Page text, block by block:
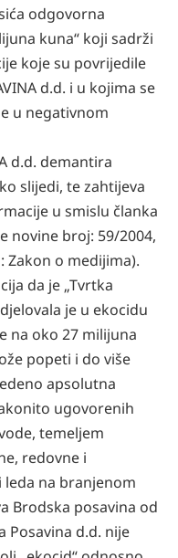
odgovorna
kuna“ koji sadrži
koje su povrijedile
d.d. i u kojima se
u negativnom
d.d. demantira
slijedi, tezahtijeva
u smislu članka
novine broj: 59/2004,
Zakon o medijima).
da je „Tvrtka
je u ekocidu
na oko 27 milijuna
popeti i do više
apsolutna
ugovorenih
temeljem
redovne i
na branjenom
Brodska posavina od
Posavina d.d. nije